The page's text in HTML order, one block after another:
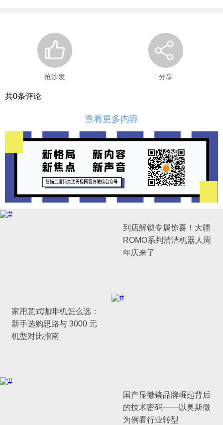
抢沙发 分享
共0条评论
查看更多内容
到店解锁专属惊喜！大疆
ROMO系列清洁机器人周
年庆来了
家用意式咖啡机怎么选：
新手选购思路与 3000 元
机型对比指南
国产显微镜品牌崛起背后
的技术密码——以奥斯微
为例看行业转型